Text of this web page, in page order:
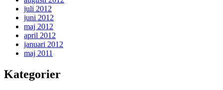
juli 2012
juni 2012
maj 2012
april 2012
januari 2012
maj 2011
Kategorier